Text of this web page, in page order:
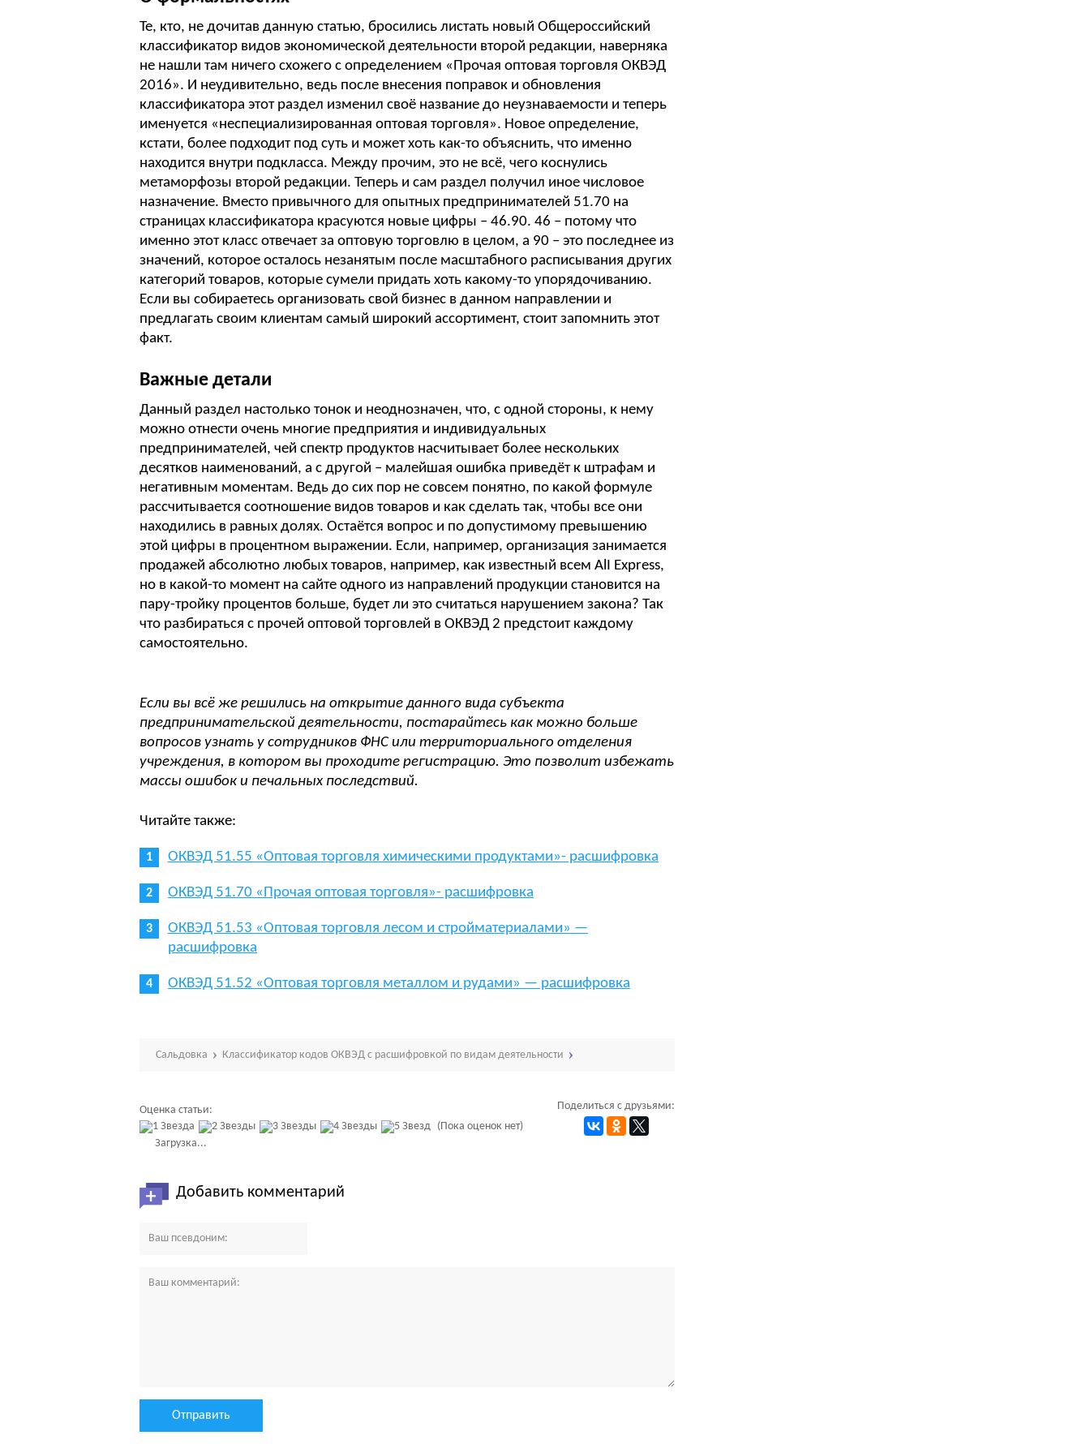
Те, кто, не дочитав данную статью, бросились листать новый Общероссийский
классификатор видов экономической деятельности второй редакции, наверняка
не нашли там ничего схожего с определением «Прочая оптовая торговля ОКВЭД
2016». И неудивительно, ведь после внесения поправок и обновления
классификатора этот раздел изменил своё название до неузнаваемости и теперь
именуется «неспециализированная оптовая торговля». Новое определение,
кстати, более подходит под суть и может хоть как-то объяснить, что именно
находится внутри подкласса. Между прочим, это не всё, чего коснулись
метаморфозы второй редакции. Теперь и сам раздел получил иное числовое
назначение. Вместо привычного для опытных предпринимателей 51.70 на
страницах классификатора красуются новые цифры – 46.90. 46 – потому что
именно этот класс отвечает за оптовую торговлю в целом, а 90 – это последнее из
значений, которое осталось незанятым после масштабного расписывания других
категорий товаров, которые сумели придать хоть какому-то упорядочиванию.
Если вы собираетесь организовать свой бизнес в данном направлении и
предлагать своим клиентам самый широкий ассортимент, стоит запомнить этот
факт.
Важные детали
Данный раздел настолько тонок и неоднозначен, что, с одной стороны, к нему
можно отнести очень многие предприятия и индивидуальных
предпринимателей, чей спектр продуктов насчитывает более нескольких
десятков наименований, а с другой – малейшая ошибка приведёт к штрафам и
негативным моментам. Ведь до сих пор не совсем понятно, по какой формуле
рассчитывается соотношение видов товаров и как сделать так, чтобы все они
находились в равных долях. Остаётся вопрос и по допустимому превышению
этой цифры в процентном выражении. Если, например, организация занимается
продажей абсолютно любых товаров, например, как известный всем AlI Express,
но в какой-то момент на сайте одного из направлений продукции становится на
пару-тройку процентов больше, будет ли это считаться нарушением закона? Так
что разбираться с прочей оптовой торговлей в ОКВЭД 2 предстоит каждому
самостоятельно.
Если вы всё же решились на открытие данного вида субъекта
предпринимательской деятельности, постарайтесь как можно больше
вопросов узнать у сотрудников ФНС или территориального отделения
учреждения, в котором вы проходите регистрацию. Это позволит избежать
массы ошибок и печальных последствий.
Читайте также:
ОКВЭД 51.55 «Оптовая торговля химическими продуктами»- расшифровка
ОКВЭД 51.70 «Прочая оптовая торговля»- расшифровка
ОКВЭД 51.53 «Оптовая торговля лесом и стройматериалами» —
расшифровка
ОКВЭД 51.52 «Оптовая торговля металлом и рудами» — расшифровка
Сальдовка Классификатор кодов ОКВЭД с расшифровкой по видам деятельности
Оценка статьи:
(Пока оценок нет)
Загрузка...
Поделиться с друзьями:
Добавить комментарий